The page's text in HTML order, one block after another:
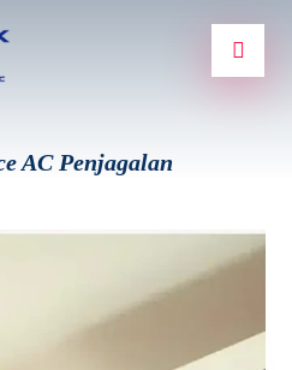
AC Penjagalan